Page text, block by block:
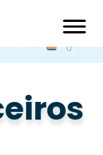
Boan-Parceiros